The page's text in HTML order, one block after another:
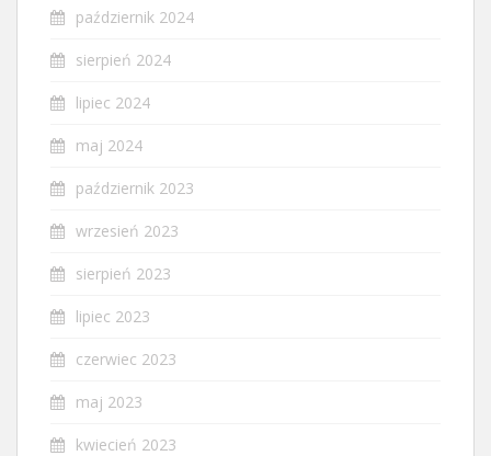
październik 2024
sierpień 2024
lipiec 2024
maj 2024
październik 2023
wrzesień 2023
sierpień 2023
lipiec 2023
czerwiec 2023
maj 2023
kwiecień 2023